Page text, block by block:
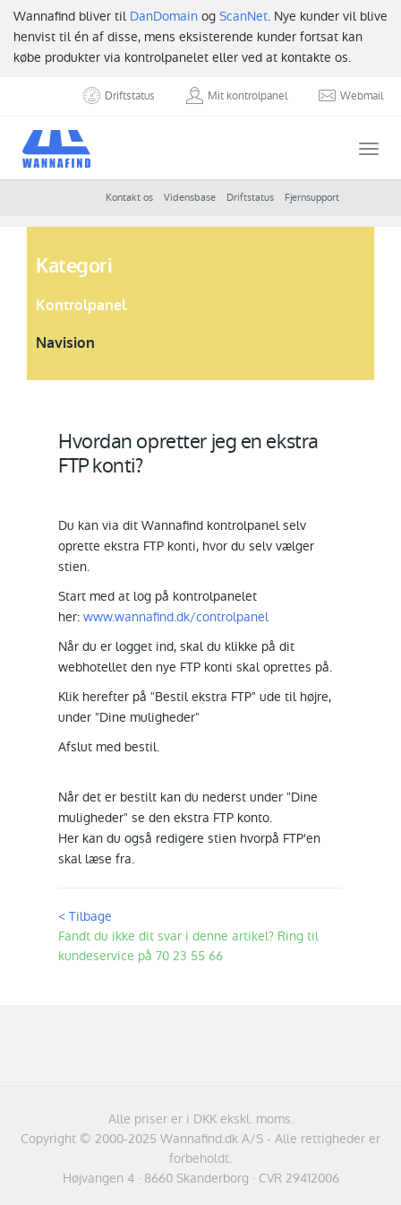
Wannafind bliver til DanDomain og ScanNet. Nye kunder vil blive
henvist til én af disse, mens eksisterende kunder fortsat kan
købe produkter via kontrolpanelet eller ved at kontakte os.
Driftstatus Mit kontrolpanel Webmail
Kontakt os Vidensbase Driftstatus Fjernsupport
Kategori
Kontrolpanel
Navision
Hvordan opretter jeg en ekstra
FTP konti?
Du kan via dit Wannafind kontrolpanel selv
oprette ekstra FTP konti, hvor du selv vælger
stien.
Start med at log på kontrolpanelet
her: www.wannafind.dk/controlpanel
Når du er logget ind, skal du klikke på dit
webhotellet den nye FTP konti skal oprettes på.
Klik herefter på "Bestil ekstra FTP" ude til højre,
under "Dine muligheder"
Afslut med bestil.
Når det er bestilt kan du nederst under "Dine
muligheder" se den ekstra FTP konto.
Her kan du også redigere stien hvorpå FTP'en
skal læse fra.
< Tilbage
Fandt du ikke dit svar i denne artikel? Ring til
kundeservice på 70 23 55 66
Alle priser er i DKK ekskl. moms.
Copyright © 2000-2025 Wannafind.dk A/S - Alle rettigheder er
forbeholdt.
Højvangen 4 · 8660 Skanderborg · CVR 29412006